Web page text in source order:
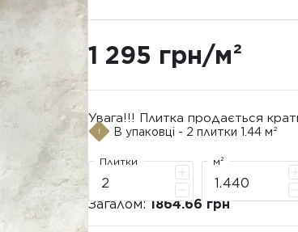
1 295 грн/м²
Увага!!! Плитка продається
В упаковці - 2 плитки 1.44 м²
Плитки м²
Загалом:1864.66 грн